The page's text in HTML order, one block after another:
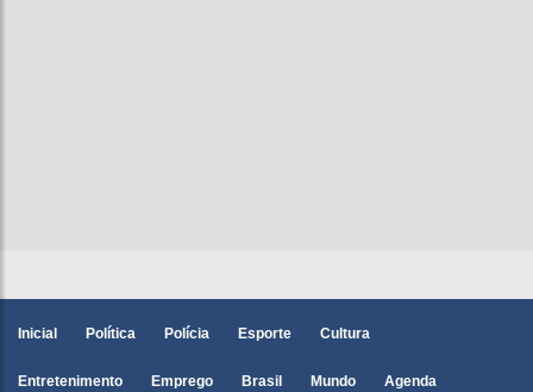
Inicial Política Polícia Esporte Cultura
Entretenimento Emprego Brasil Mundo Agenda